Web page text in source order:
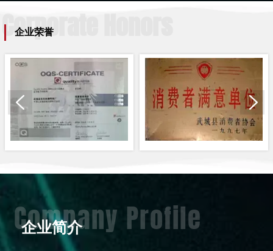
Corporate Honors
企业荣誉
Company Profile
企业简介